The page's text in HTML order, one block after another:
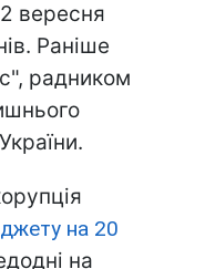
вересня
Раніше
радником
на 20
на